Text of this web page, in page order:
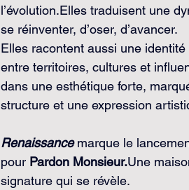
l’évolution.Elles traduisent une
se réinventer, d’oser, d’avancer.
Elles racontent aussi une
entre territoires, cultures et
dans une esthétique forte,
structure et une expression
Renaissance marque le
pour Pardon Monsieur.Une
signature qui se révèle.